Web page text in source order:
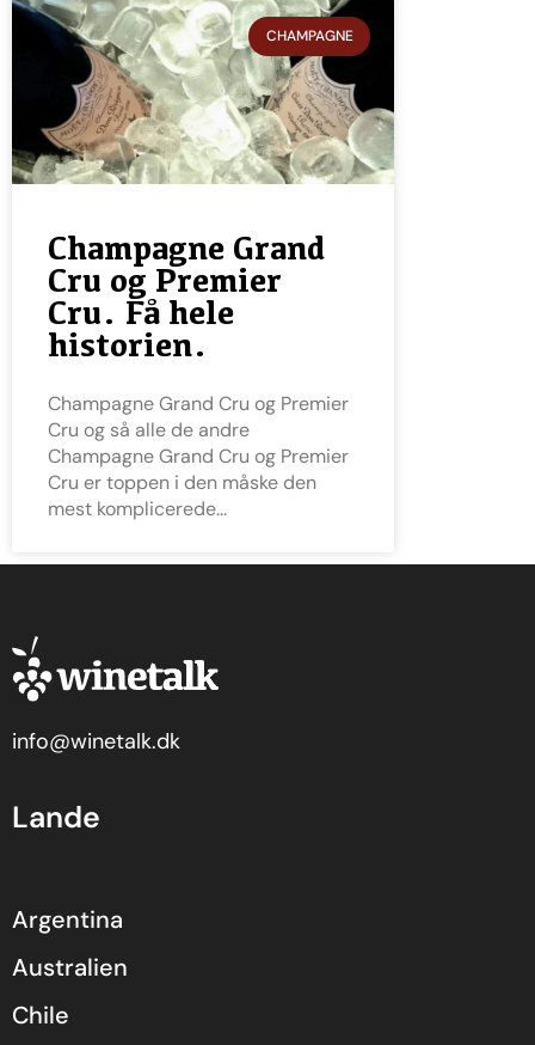
CHAMPAGNE
Champagne Grand
Cru og Premier
Cru. Få hele
historien.
Champagne Grand Cru og Premier
Cru og så alle de andre
Champagne Grand Cru og Premier
Cru er toppen i den måske den
mest komplicerede
info@winetalk.dk
Lande
Argentina
Australien
Chile